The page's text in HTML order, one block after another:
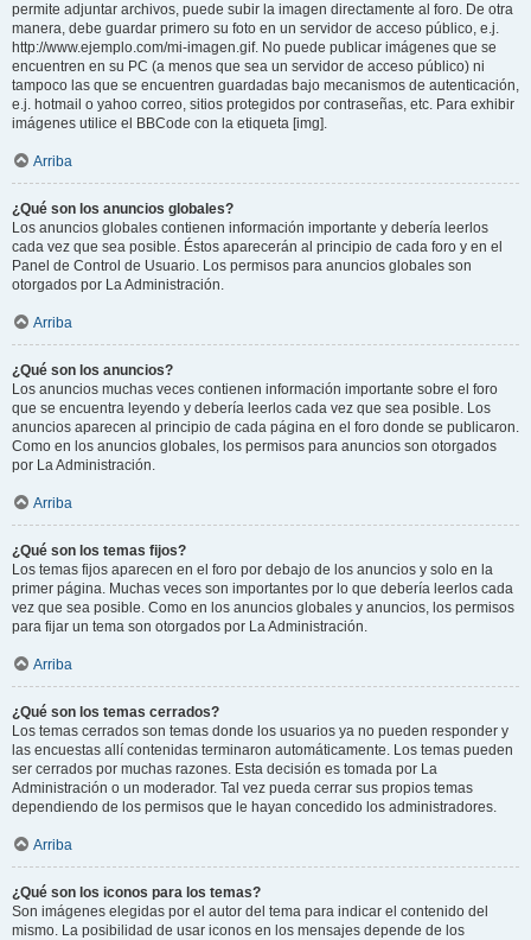
permite adjuntar archivos, puede subir la imagen directamente al foro. De otra
manera, debe guardar primero su foto en un servidor de acceso público, e.j.
http://www.ejemplo.com/mi-imagen.gif. No puede publicar imágenes que se
encuentren en su PC (a menos que sea un servidor de acceso público) ni
tampoco las que se encuentren guardadas bajo mecanismos de autenticación,
e.j. hotmail o yahoo correo, sitios protegidos por contraseñas, etc. Para exhibir
imágenes utilice el BBCode con la etiqueta [img].
Arriba
¿Qué son los anuncios globales?
Los anuncios globales contienen información importante y debería leerlos
cada vez que sea posible. Éstos aparecerán al principio de cada foro y en el
Panel de Control de Usuario. Los permisos para anuncios globales son
otorgados por La Administración.
Arriba
¿Qué son los anuncios?
Los anuncios muchas veces contienen información importante sobre el foro
que se encuentra leyendo y debería leerlos cada vez que sea posible. Los
anuncios aparecen al principio de cada página en el foro donde se publicaron.
Como en los anuncios globales, los permisos para anuncios son otorgados
por La Administración.
Arriba
¿Qué son los temas fijos?
Los temas fijos aparecen en el foro por debajo de los anuncios y solo en la
primer página. Muchas veces son importantes por lo que debería leerlos cada
vez que sea posible. Como en los anuncios globales y anuncios, los permisos
para fijar un tema son otorgados por La Administración.
Arriba
¿Qué son los temas cerrados?
Los temas cerrados son temas donde los usuarios ya no pueden responder y
las encuestas allí contenidas terminaron automáticamente. Los temas pueden
ser cerrados por muchas razones. Esta decisión es tomada por La
Administración o un moderador. Tal vez pueda cerrar sus propios temas
dependiendo de los permisos que le hayan concedido los administradores.
Arriba
¿Qué son los iconos para los temas?
Son imágenes elegidas por el autor del tema para indicar el contenido del
mismo. La posibilidad de usar iconos en los mensajes depende de los